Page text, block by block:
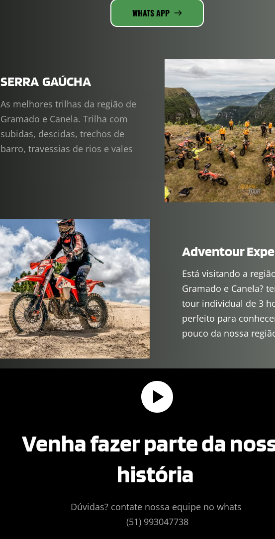
WHATS APP
SERRA  GAÚCHA
As melhores trilhas da região de
Gramado e Canela. Trilha com
subidas, descidas, trechos de
barro, travessias de rios e vales
Adventour
Está visitando a
Gramado e Canela?
tour individual de 3
perfeito para
pouco da nossa
Venha fazer parte da
história
Dúvidas? contate nossa equipe no whats
(51) 993047738